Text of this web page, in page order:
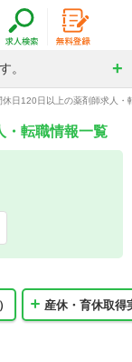
。
休日120日以上の薬剤師求人・
・転職情報一覧
産休・育休取得